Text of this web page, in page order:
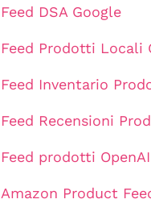
Feed DSA Google
Feed Prodotti Locali
Feed Inventario
Feed Recensioni
Feed prodotti OpenAI
Amazon Product